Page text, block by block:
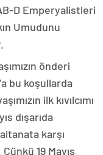
D Emperyalistleri
Umudunu
önderi
bu koşullarda
ilk kıvılcımı
dışarıda
karşı
19 Mayıs